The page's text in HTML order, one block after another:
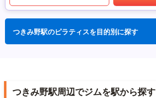
つきみ野駅のピラティスを目的別に探す
つきみ野駅周辺でジムを駅から探す